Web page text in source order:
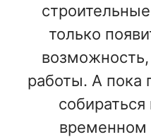
только
работы. А пока
временном